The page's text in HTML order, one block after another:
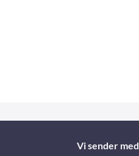
Vi sender med